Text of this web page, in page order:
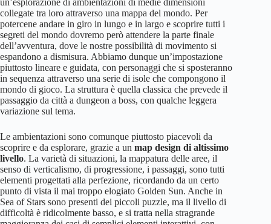
collegate tra loro attraverso una mappa del mondo. Per
potercene andare in giro in lungo e in largo e scoprire tutti i
segreti del mondo dovremo però attendere la parte finale
dell’avventura, dove le nostre possibilità di movimento si
espandono a dismisura. Abbiamo dunque un’impostazione
piuttosto lineare e guidata, con personaggi che si sposteranno
in sequenza attraverso una serie di isole che compongono il
mondo di gioco. La struttura è quella classica che prevede il
passaggio da città a dungeon a boss, con qualche leggera
variazione sul tema.
Le ambientazioni sono comunque piuttosto piacevoli da
scoprire e da esplorare, grazie a un map design di altissimo
livello. La varietà di situazioni, la mappatura delle aree, il
senso di verticalismo, di progressione, i passaggi, sono tutti
elementi progettati alla perfezione, ricordando da un certo
punto di vista il mai troppo elogiato Golden Sun. Anche in
Sea of Stars sono presenti dei piccoli puzzle, ma il livello di
difficoltà è ridicolmente basso, e si tratta nella stragrande